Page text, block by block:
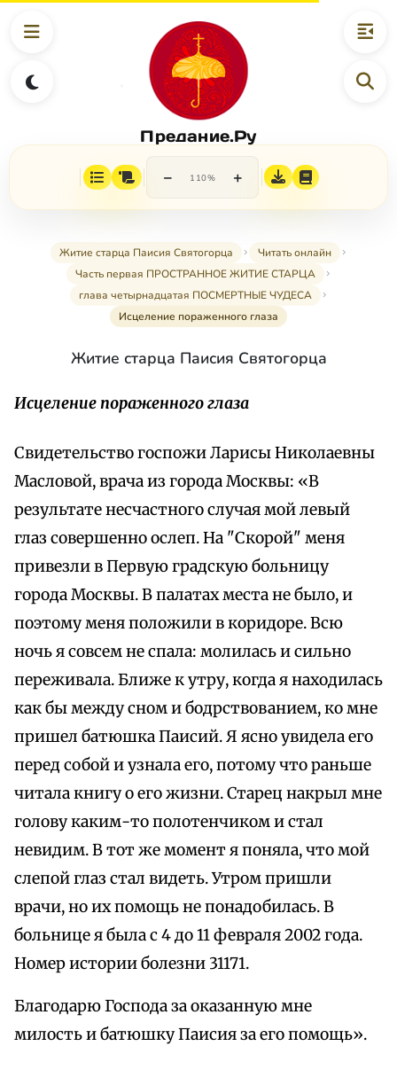
Предание.Ру
− 110% +
Житие старца Паисия Святогорца
Читать онлайн
Часть первая ПРОСТРАННОЕ ЖИТИЕ СТАРЦА
глава четырнадцатая ПОСМЕРТНЫЕ ЧУДЕСА
Исцеление пораженного глаза
Житие старца Паисия Святогорца
Исцеление пораженного глаза
Свидетельство госпожи Ларисы Николаевны
Масловой, врача из города Москвы: «В
результате несчастного случая мой левый
глаз совершенно ослеп. На "Скорой" меня
привезли в Первую градскую больницу
города Москвы. В палатах места не было, и
поэтому меня положили в коридоре. Всю
ночь я совсем не спала: молилась и сильно
переживала. Ближе к утру, когда я находилась
как бы между сном и бодрствованием, ко мне
пришел батюшка Паисий. Я ясно увидела его
перед собой и узнала его, потому что раньше
читала книгу о его жизни. Старец накрыл мне
голову каким-то полотенчиком и стал
невидим. В тот же момент я поняла, что мой
слепой глаз стал видеть. Утром пришли
врачи, но их помощь не понадобилась. В
больнице я была с 4 до 11 февраля 2002 года.
Номер истории болезни 31171.
Благодарю Господа за оказанную мне
милость и батюшку Паисия за его помощь».